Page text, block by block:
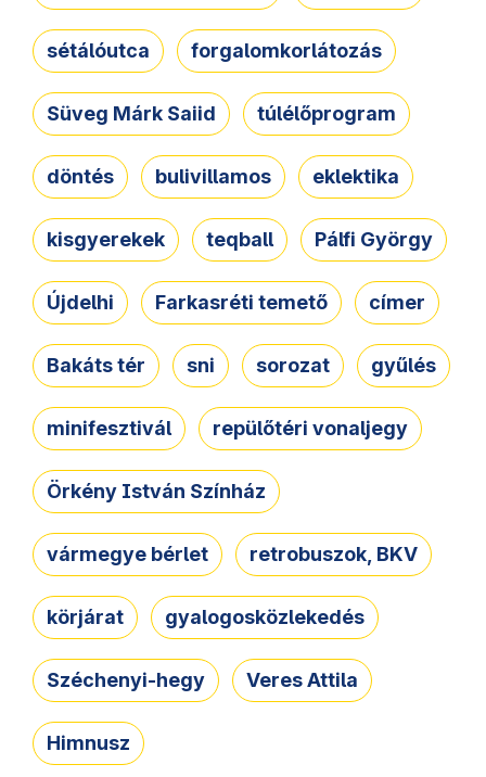
sétálóutca forgalomkorlátozás
Süveg Márk Saiid túlélőprogram
döntés bulivillamos eklektika
kisgyerekek teqball Pálfi György
Újdelhi Farkasréti temető címer
Bakáts tér sni sorozat gyűlés
minifesztivál repülőtéri vonaljegy
Örkény István Színház
vármegye bérlet retrobuszok, BKV
körjárat gyalogosközlekedés
Széchenyi-hegy Veres Attila
Himnusz